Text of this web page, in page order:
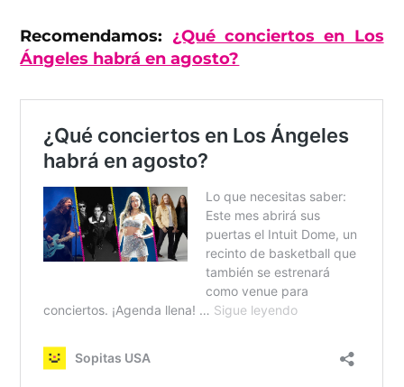
Recomendamos: ¿Qué conciertos en Los
Ángeles habrá en agosto?